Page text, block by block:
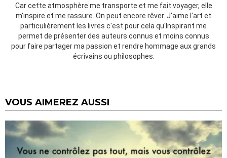
Car cette atmosphère me transporte et me fait voyager, elle
m'inspire et me rassure. On peut encore rêver. J'aime l'art et
particulièrement les livres c'est pour cela qu'Inspirant me
permet de présenter des auteurs connus et moins connus
pour faire partager ma passion et rendre hommage aux grands
écrivains ou philosophes.
VOUS AIMEREZ AUSSI